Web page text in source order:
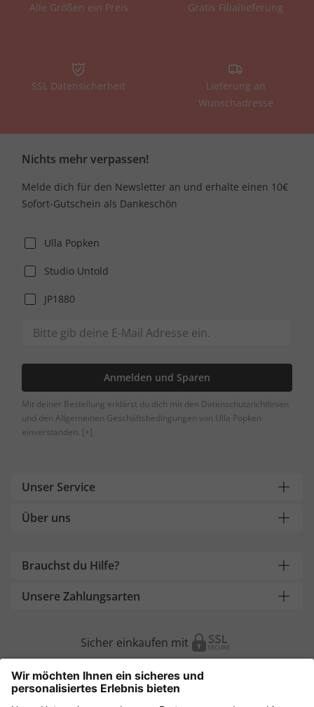
Alle Größen ein Preis Gratis Filiallieferung
SSL Datensicherheit
Lieferung an
Wunschadresse
Nichts mehr verpassen!
Melde dich für den Newsletter an und erhalte einen 10€
Sofort-Gutschein als Dankeschön
Ulla Popken
Studio Untold
JP1880
Anmelden und Sparen
Mit deiner Bestellung erklärst du dich mit den Datenschutzrichtlinien
und den Allgemeinen Geschäftsbedingungen von Ulla Popken
einverstanden. [+]
Unser Service
Über uns
Brauchst du Hilfe?
Unsere Zahlungsarten
Sicher einkaufen mit
Weitere Onlineshops